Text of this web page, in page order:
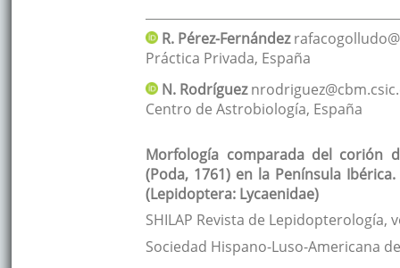
R. Pérez-Fernández
Práctica Privada, España
N. Rodríguez
Centro de Astrobiología, España
Morfología comparada del corión
(Poda, 1761) en la Península
(Lepidoptera: Lycaenidae)
SHILAP Revista de Lepidopterología,
Sociedad Hispano-Luso-Americana